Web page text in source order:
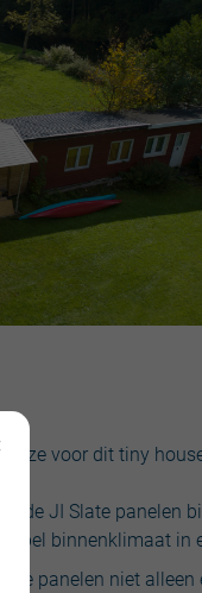
voor dit tiny
de JI Slate panelen
binnenklimaat in
de panelen niet alleen